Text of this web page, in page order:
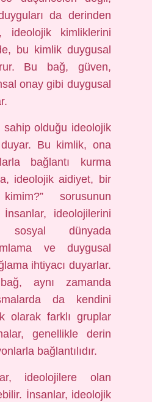
da derinden
ideolojik kimliklerini
bu kimlik duygusal
Bu bağ, güven,
onay gibi duygusal
sahip olduğu ideolojik
Bu kimlik, ona
bağlantı kurma
ideolojik aidiyet, bir
sorusunun
İnsanlar, ideolojilerini
sosyal dünyada
ve duygusal
ihtiyacı duyarlar.
aynı zamanda
da kendini
olarak farklı gruplar
genellikle derin
bağlantılıdır.
ideolojilere olan
İnsanlar, ideolojik